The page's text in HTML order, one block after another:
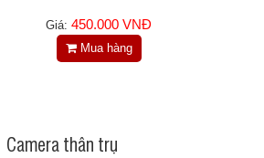
Giá: 450.000 VNĐ
Mua hàng
Camera thân trụ
Twitter